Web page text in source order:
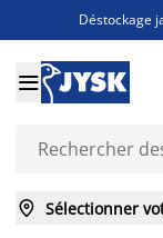
Déstockage

 Sélectionner